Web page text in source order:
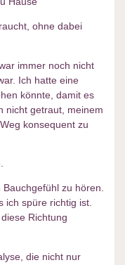
ohne dabei
immer noch nicht
Ich hatte eine
könnte, damit es
nicht getraut, meinem
konsequent zu
zu hören.
ich spüre richtig ist.
Richtung
die nicht nur